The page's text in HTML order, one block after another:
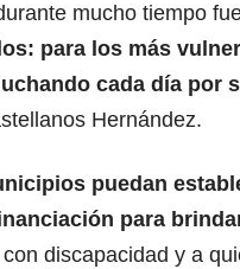
mucho tiempo
para los más
cada día por
Hernández.
puedan
para
discapacidad y a